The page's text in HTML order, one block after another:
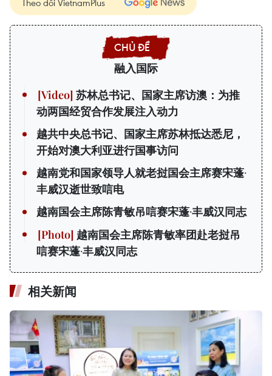
Theo dõi VietnamPlus
融入国际
苏林总书记、国家主席访澳：为推
动两国经贸合作发展注入动力
越共中央总书记、国家主席苏林抵达悉尼，
开始对澳大利亚进行国事访问
越南党和国家领导人就老挝国会主席赛宋蓬·
丰威汉逝世致唁电
越南国会主席陈青敏吊唁赛宋蓬·丰威汉同志
越南国会主席陈青敏率团赴老挝吊
唁赛宋蓬·丰威汉同志
相关新闻